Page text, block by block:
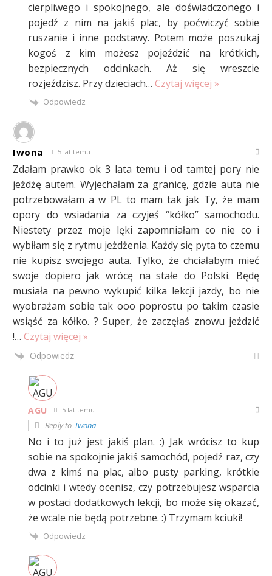
cierpliwego i spokojnego, ale doświadczonego i
pojedź z nim na jakiś plac, by poćwiczyć sobie
ruszanie i inne podstawy. Potem może poszukaj
kogoś z kim możesz pojeździć na krótkich,
bezpiecznych odcinkach. Aż się wreszcie
rozjeździsz. Przy dzieciach… Czytaj więcej »
Odpowiedz
Iwona 5 lat temu
Zdałam prawko ok 3 lata temu i od tamtej pory nie
jeżdżę autem. Wyjechałam za granicę, gdzie auta nie
potrzebowałam a w PL to mam tak jak Ty, że mam
opory do wsiadania za czyjeś “kółko” samochodu.
Niestety przez moje lęki zapomniałam co nie co i
wybiłam się z rytmu jeżdżenia. Każdy się pyta to czemu
nie kupisz swojego auta. Tylko, że chciałabym mieć
swoje dopiero jak wrócę na stałe do Polski. Będę
musiała na pewno wykupić kilka lekcji jazdy, bo nie
wyobrażam sobie tak ooo poprostu po takim czasie
wsiąść za kółko. ? Super, że zaczęłaś znowu jeździć
!… Czytaj więcej »
Odpowiedz
AGU 5 lat temu
Reply to Iwona
No i to już jest jakiś plan. :) Jak wrócisz to kup
sobie na spokojnie jakiś samochód, pojedź raz, czy
dwa z kimś na plac, albo pusty parking, krótkie
odcinki i wtedy ocenisz, czy potrzebujesz wsparcia
w postaci dodatkowych lekcji, bo może się okazać,
że wcale nie będą potrzebne. :) Trzymam kciuki!
Odpowiedz